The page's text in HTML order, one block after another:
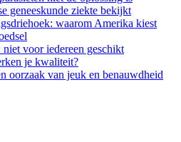
geneeskunde ziekte bekijkt
waarom Amerika kiest
voor iedereen geschikt
je kwaliteit?
oorzaak van jeuk en benauwdheid